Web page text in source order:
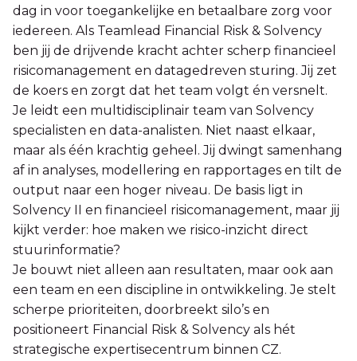
dag in voor toegankelijke en betaalbare zorg voor
iedereen. Als Teamlead Financial Risk & Solvency
ben jij de drijvende kracht achter scherp financieel
risicomanagement en datagedreven sturing. Jij zet
de koers en zorgt dat het team volgt én versnelt.
Je leidt een multidisciplinair team van Solvency
specialisten en data-analisten. Niet naast elkaar,
maar als één krachtig geheel. Jij dwingt samenhang
af in analyses, modellering en rapportages en tilt de
output naar een hoger niveau. De basis ligt in
Solvency II en financieel risicomanagement, maar jij
kijkt verder: hoe maken we risico-inzicht direct
stuurinformatie?
Je bouwt niet alleen aan resultaten, maar ook aan
een team en een discipline in ontwikkeling. Je stelt
scherpe prioriteiten, doorbreekt silo’s en
positioneert Financial Risk & Solvency als hét
strategische expertisecentrum binnen CZ.